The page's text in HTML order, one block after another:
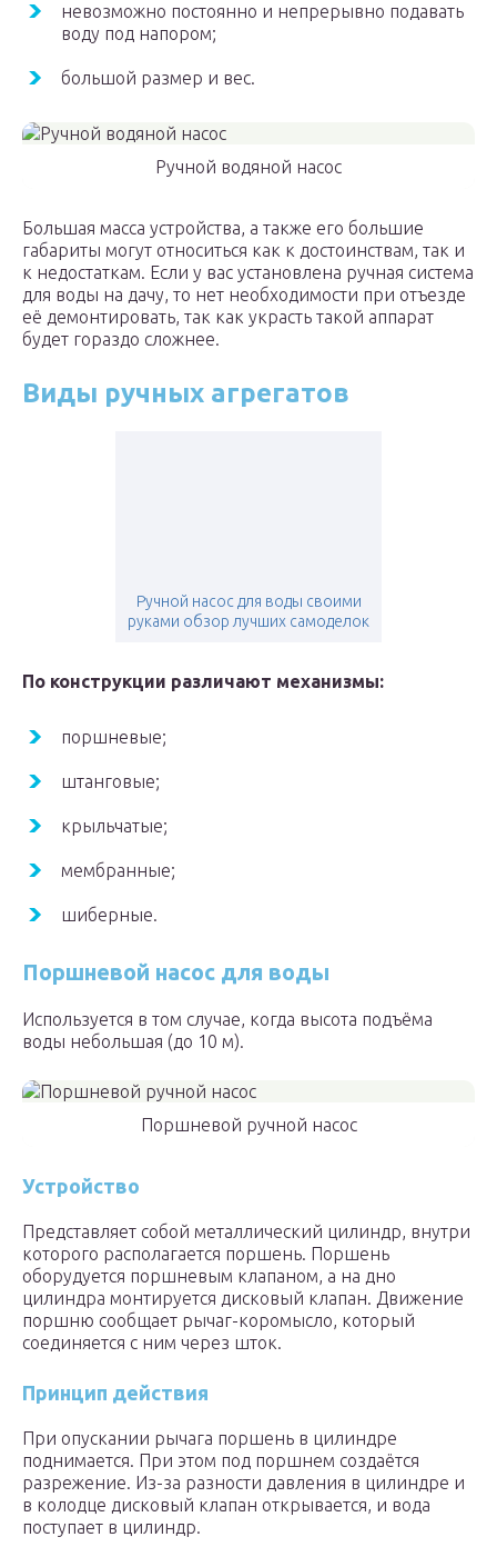
невозможно постоянно и непрерывно подавать
воду под напором;
большой размер и вес.
Ручной водяной насос
Большая масса устройства, а также его большие
габариты могут относиться как к достоинствам, так и
к недостаткам. Если у вас установлена ручная система
для воды на дачу, то нет необходимости при отъезде
её демонтировать, так как украсть такой аппарат
будет гораздо сложнее.
Виды ручных агрегатов
Ручной насос для воды своими
руками обзор лучших самоделок
По конструкции различают механизмы:
поршневые;
штанговые;
крыльчатые;
мембранные;
шиберные.
Поршневой насос для воды
Используется в том случае, когда высота подъёма
воды небольшая (до 10 м).
Поршневой ручной насос
Устройство
Представляет собой металлический цилиндр, внутри
которого располагается поршень. Поршень
оборудуется поршневым клапаном, а на дно
цилиндра монтируется дисковый клапан. Движение
поршню сообщает рычаг-коромысло, который
соединяется с ним через шток.
Принцип действия
При опускании рычага поршень в цилиндре
поднимается. При этом под поршнем создаётся
разрежение. Из-за разности давления в цилиндре и
в колодце дисковый клапан открывается, и вода
поступает в цилиндр.